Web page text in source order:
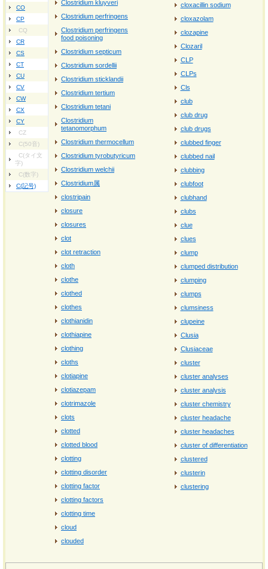
CO
CP
CQ
CR
CS
CT
CU
CV
CW
CX
CY
CZ
C(50音)
C(タイ文
字)
C(数字)
C(記号)
Clostridium kluyveri
Clostridium perfringens
Clostridium perfringens
food poisoning
Clostridium septicum
Clostridium sordellii
Clostridium sticklandii
Clostridium tertium
Clostridium tetani
Clostridium
tetanomorphum
Clostridium thermocellum
Clostridium tyrobutyricum
Clostridium welchii
Clostridium属
clostripain
closure
closures
clot
clot retraction
cloth
clothe
clothed
clothes
clothianidin
clothiapine
clothing
cloths
clotiapine
clotiazepam
clotrimazole
clots
clotted
clotted blood
clotting
clotting disorder
clotting factor
clotting factors
clotting time
cloud
clouded
cloxacillin sodium
cloxazolam
clozapine
Clozaril
CLP
CLPs
Cls
club
club drug
club drugs
clubbed finger
clubbed nail
clubbing
clubfoot
clubhand
clubs
clue
clues
clump
clumped distribution
clumping
clumps
clumsiness
clupeine
Clusia
Clusiaceae
cluster
cluster analyses
cluster analysis
cluster chemistry
cluster headache
cluster headaches
cluster of differentiation
clustered
clusterin
clustering